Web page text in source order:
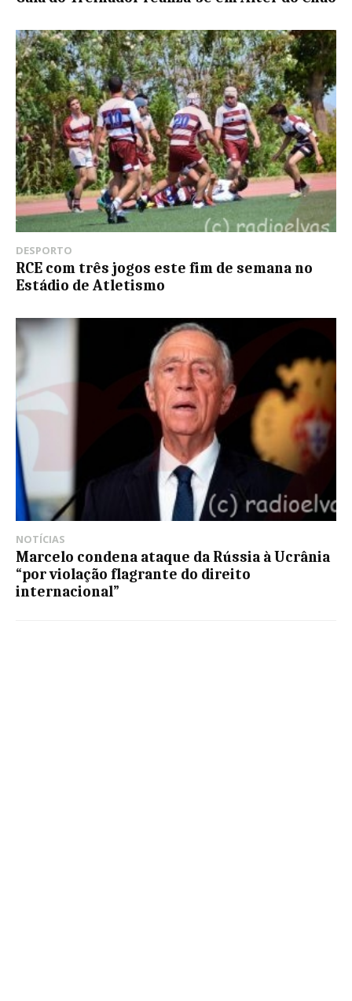
DESPORTO
RCE com três jogos este fim de semana no
Estádio de Atletismo
NOTÍCIAS
Marcelo condena ataque da Rússia à Ucrânia
“por violação flagrante do direito
internacional”